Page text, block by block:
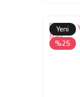
Yeni
%25